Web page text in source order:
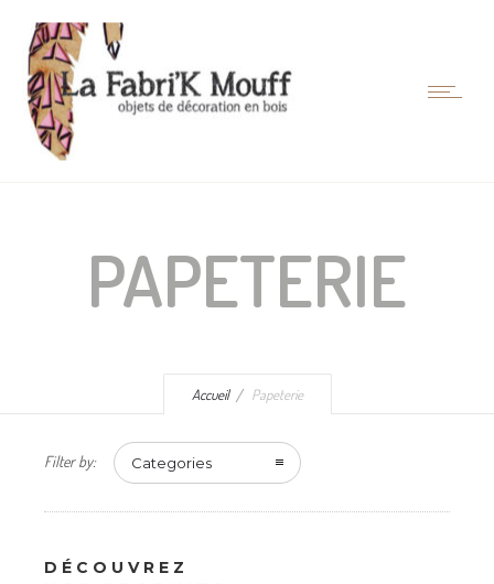
PAPETERIE
Accueil Papeterie
Filter by: Categories
DÉCOUVREZ